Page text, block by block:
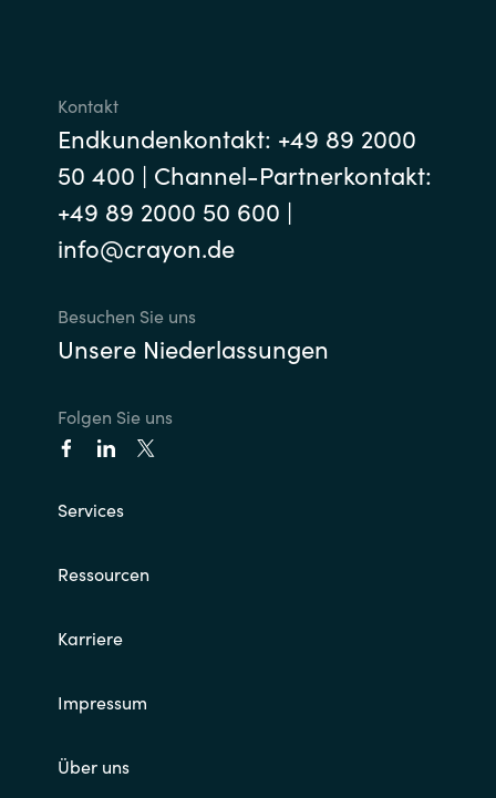
Kontakt
Endkundenkontakt: +49 89 2000
50 400 | Channel-Partnerkontakt:
+49 89 2000 50 600 |
info@crayon.de
Besuchen Sie uns
Unsere Niederlassungen
Folgen Sie uns
Services
Ressourcen
Karriere
Impressum
Über uns